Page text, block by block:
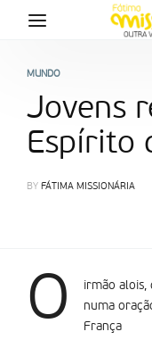
MUNDO
Jovens
Espírito
BY FÁTIMA MISSIONÁRIA
O
irmão alois,
numa
França